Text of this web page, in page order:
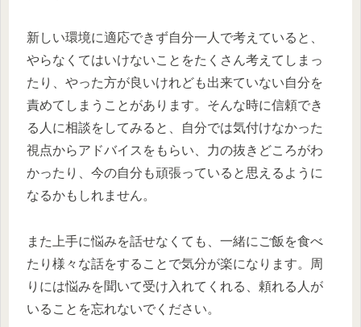
新しい環境に適応できず自分一人で考えていると、
やらなくてはいけないことをたくさん考えてしまっ
たり、やった方が良いけれども出来ていない自分を
責めてしまうことがあります。そんな時に信頼でき
る人に相談をしてみると、自分では気付けなかった
視点からアドバイスをもらい、力の抜きどころがわ
かったり、今の自分も頑張っていると思えるように
なるかもしれません。
また上手に悩みを話せなくても、一緒にご飯を食べ
たり様々な話をすることで気分が楽になります。周
りには悩みを聞いて受け入れてくれる、頼れる人が
いることを忘れないでください。